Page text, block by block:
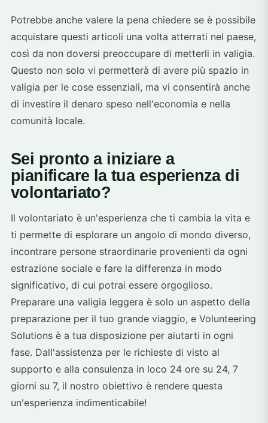
Potrebbe anche valere la pena chiedere se è possibile
acquistare questi articoli una volta atterrati nel paese,
così da non doversi preoccupare di metterli in valigia.
Questo non solo vi permetterà di avere più spazio in
valigia per le cose essenziali, ma vi consentirà anche
di investire il denaro speso nell'economia e nella
comunità locale.
Sei pronto a iniziare a
pianificare la tua esperienza di
volontariato?
Il volontariato è un'esperienza che ti cambia la vita e
ti permette di esplorare un angolo di mondo diverso,
incontrare persone straordinarie provenienti da ogni
estrazione sociale e fare la differenza in modo
significativo, di cui potrai essere orgoglioso.
Preparare una valigia leggera è solo un aspetto della
preparazione per il tuo grande viaggio, e Volunteering
Solutions è a tua disposizione per aiutarti in ogni
fase. Dall'assistenza per le richieste di visto al
supporto e alla consulenza in loco 24 ore su 24, 7
giorni su 7, il nostro obiettivo è rendere questa
un'esperienza indimenticabile!